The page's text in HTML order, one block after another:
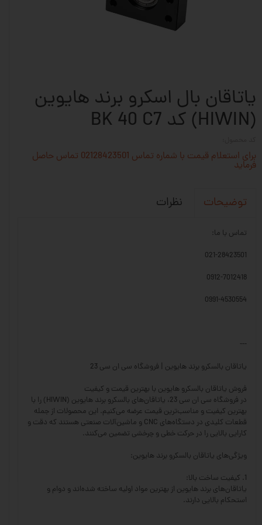
یاتاقان بال اسکرو برند هایوین
(HIWIN) کد BK 40 C7
برای استعلام قیمت با شماره تماس 02128423501 تماس حاصل
فرماید
توضیحات نظرات
تماس با ما:
021-28423501
0912-7012418
0991-4530554
---
یاتاقان بالسکرو برند هایوین | فروشگاه سی ان سی 23
فروش یاتاقان بالسکرو هایوین با بهترین قیمت و کیفیت
در فروشگاه سی ان سی 23، یاتاقان‌های بالسکرو برند هایوین (HIWIN) را با
بهترین کیفیت و مناسب‌ترین قیمت عرضه می‌کنیم. این محصولات از جمله
قطعات کلیدی در دستگاه‌های CNC و ماشین‌آلات صنعتی هستند که دقت و
کارایی بالایی را در حرکت خطی و چرخشی تضمین می‌کنند.
ویژگی‌های یاتاقان بالسکرو برند هایوین:
1. کیفیت ساخت بالا:
یاتاقان‌های برند هایوین از بهترین مواد اولیه ساخته شده‌اند و دوام و
استحکام بالایی دارند.